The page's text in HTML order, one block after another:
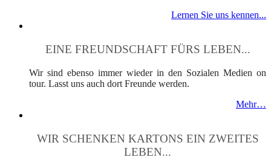
Lernen Sie uns kennen...
EINE FREUNDSCHAFT FÜRS LEBEN...
Wir sind ebenso immer wieder in den Sozialen Medien on
tour. Lasst uns auch dort Freunde werden.
Mehr…
WIR SCHENKEN KARTONS EIN ZWEITES
LEBEN...